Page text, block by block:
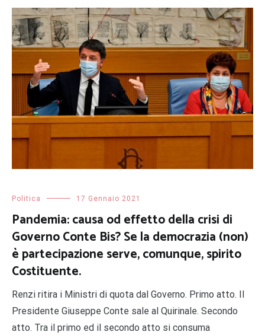
Politica 17 Gennaio 2021
Pandemia: causa od effetto della crisi di
Governo Conte Bis? Se la democrazia (non)
è partecipazione serve, comunque, spirito
Costituente.
Renzi ritira i Ministri di quota dal Governo. Primo atto. Il
Presidente Giuseppe Conte sale al Quirinale. Secondo
atto. Tra il primo ed il secondo atto si consuma